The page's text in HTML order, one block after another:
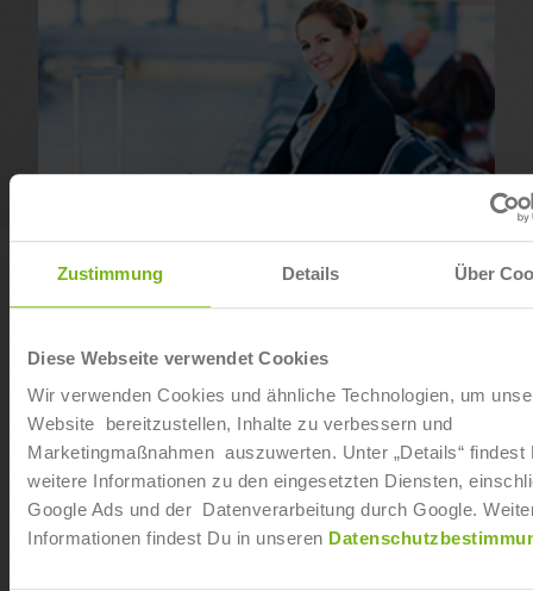
Zustimmung Details Über
Diese Webseite verwendet Cookies
Wir verwenden Cookies und ähnliche Technologien, um
Website bereitzustellen, Inhalte zu verbessern und
Marketingmaßnahmen auszuwerten. Unter „Details“ findest
weitere Informationen zu den eingesetzten Diensten,
Google Ads und der Datenverarbeitung durch Google.
Informationen findest Du in unseren
Tourismusbetriebswirt